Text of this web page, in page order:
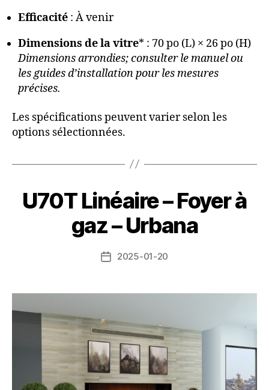
Efficacité : À venir
Dimensions de la vitre* : 70 po (L) × 26 po (H)
Dimensions arrondies; consulter le manuel ou
les guides d’installation pour les mesures
précises.
Les spécifications peuvent varier selon les
options sélectionnées.
U70T Linéaire – Foyer à
gaz – Urbana
2025-01-20